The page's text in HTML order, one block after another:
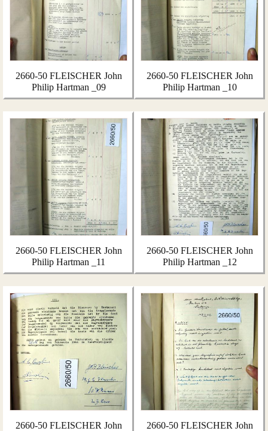
2660-50 FLEISCHER John
Philip Hartman _09
2660-50 FLEISCHER John
Philip Hartman _10
2660-50 FLEISCHER John
Philip Hartman _11
2660-50 FLEISCHER John
Philip Hartman _12
2660-50 FLEISCHER John
2660-50 FLEISCHER John